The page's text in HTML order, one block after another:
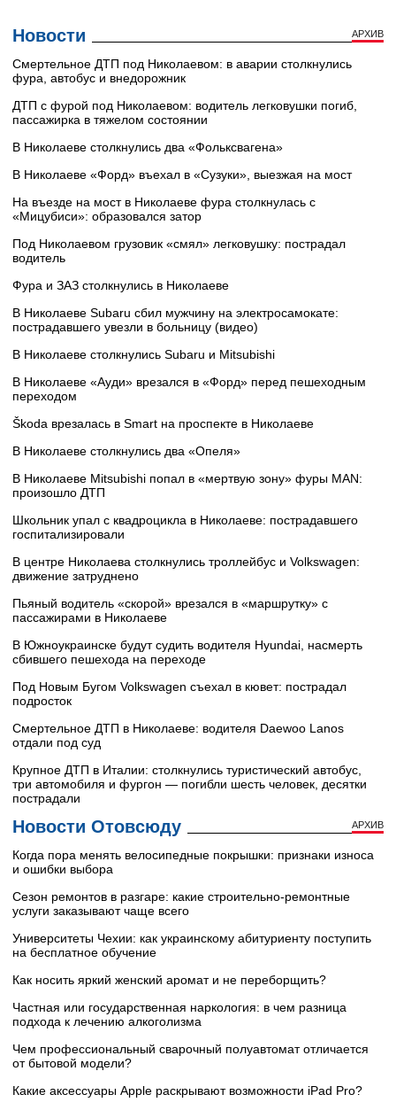
Новости АРХИВ
Смертельное ДТП под Николаевом: в аварии столкнулись
фура, автобус и внедорожник
ДТП с фурой под Николаевом: водитель легковушки погиб,
пассажирка в тяжелом состоянии
В Николаеве столкнулись два «Фольксвагена»
В Николаеве «Форд» въехал в «Сузуки», выезжая на мост
На въезде на мост в Николаеве фура столкнулась с
«Мицубиси»: образовался затор
Под Николаевом грузовик «смял» легковушку: пострадал
водитель
Фура и ЗАЗ столкнулись в Николаеве
В Николаеве Subaru сбил мужчину на электросамокате:
пострадавшего увезли в больницу (видео)
В Николаеве столкнулись Subaru и Mitsubishi
В Николаеве «Ауди» врезался в «Форд» перед пешеходным
переходом
Škoda врезалась в Smart на проспекте в Николаеве
В Николаеве столкнулись два «Опеля»
В Николаеве Mitsubishi попал в «мертвую зону» фуры MAN:
произошло ДТП
Школьник упал с квадроцикла в Николаеве: пострадавшего
госпитализировали
В центре Николаева столкнулись троллейбус и Volkswagen:
движение затруднено
Пьяный водитель «скорой» врезался в «маршрутку» с
пассажирами в Николаеве
В Южноукраинске будут судить водителя Hyundai, насмерть
сбившего пешехода на переходе
Под Новым Бугом Volkswagen съехал в кювет: пострадал
подросток
Смертельное ДТП в Николаеве: водителя Daewoo Lanos
отдали под суд
Крупное ДТП в Италии: столкнулись туристический автобус,
три автомобиля и фургон — погибли шесть человек, десятки
пострадали
Новости Отовсюду АРХИВ
Когда пора менять велосипедные покрышки: признаки износа
и ошибки выбора
Сезон ремонтов в разгаре: какие строительно-ремонтные
услуги заказывают чаще всего
Университеты Чехии: как украинскому абитуриенту поступить
на бесплатное обучение
Как носить яркий женский аромат и не переборщить?
Частная или государственная наркология: в чем разница
подхода к лечению алкоголизма
Чем профессиональный сварочный полуавтомат отличается
от бытовой модели?
Какие аксессуары Apple раскрывают возможности iPad Pro?